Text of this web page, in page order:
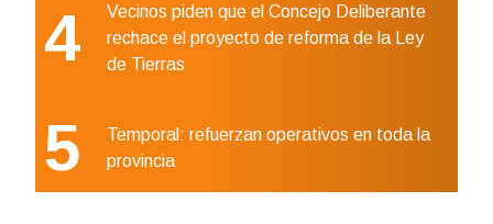
4
Vecinos piden que el Concejo Deliberante
rechace el proyecto de reforma de la Ley
de Tierras
5
Temporal: refuerzan operativos en toda la
provincia